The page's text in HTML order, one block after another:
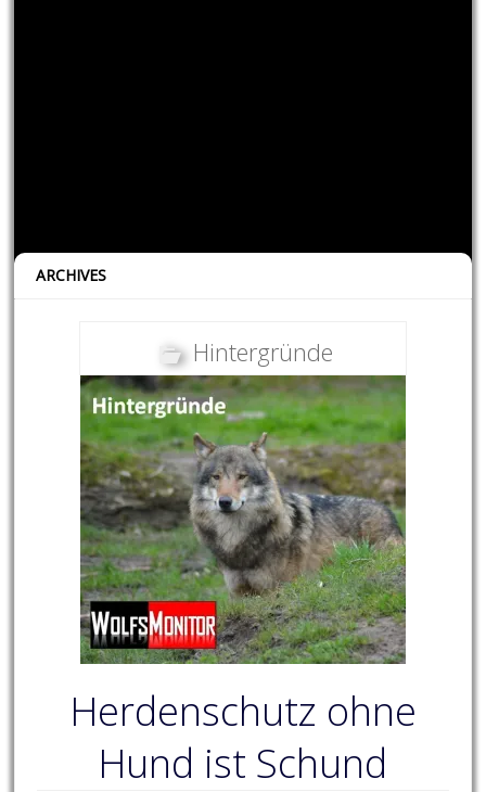
ARCHIVES
Hintergründe
Herdenschutz ohne
Hund ist Schund